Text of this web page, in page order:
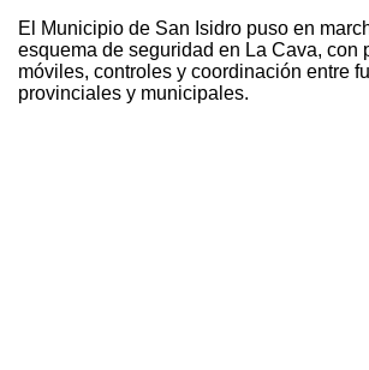
El Municipio de San Isidro puso en
esquema de seguridad en La Cava, con
móviles, controles y coordinación entre
provinciales y municipales.